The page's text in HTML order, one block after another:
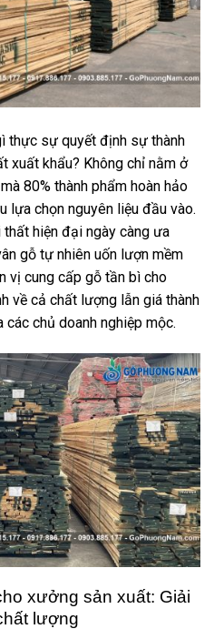
thực sự quyết định sự thành
xuất khẩu? Không chỉ nằm ở
80% thành phẩm hoàn hảo
lựa chọn nguyên liệu đầu vào.
hiện đại ngày càng ưa
gỗ tự nhiên uốn lượn mềm
vị cung cấp gỗ tần bì cho
về cả chất lượng lẫn giá thành
chủ doanh nghiệp mộc.
xưởng sản xuất: Giải
lượng